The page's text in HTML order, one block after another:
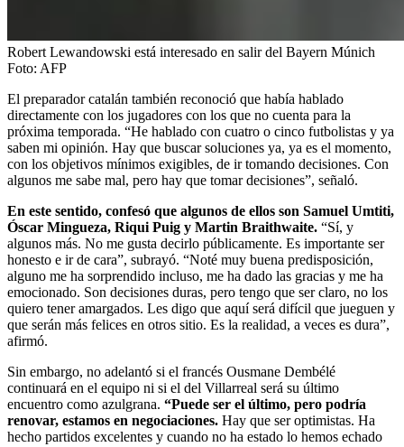
Robert Lewandowski está interesado en salir del Bayern Múnich
Foto: AFP
El preparador catalán también reconoció que había hablado
directamente con los jugadores con los que no cuenta para la
próxima temporada. “He hablado con cuatro o cinco futbolistas y ya
saben mi opinión. Hay que buscar soluciones ya, ya es el momento,
con los objetivos mínimos exigibles, de ir tomando decisiones. Con
algunos me sabe mal, pero hay que tomar decisiones”, señaló.
En este sentido, confesó que algunos de ellos son Samuel Umtiti,
Óscar Mingueza, Riqui Puig y Martin Braithwaite. “Sí, y
algunos más. No me gusta decirlo públicamente. Es importante ser
honesto e ir de cara”, subrayó. “Noté muy buena predisposición,
alguno me ha sorprendido incluso, me ha dado las gracias y me ha
emocionado. Son decisiones duras, pero tengo que ser claro, no los
quiero tener amargados. Les digo que aquí será difícil que jueguen y
que serán más felices en otros sitio. Es la realidad, a veces es dura”,
afirmó.
Sin embargo, no adelantó si el francés Ousmane Dembélé
continuará en el equipo ni si el del Villarreal será su último
encuentro como azulgrana. “Puede ser el último, pero podría
renovar, estamos en negociaciones. Hay que ser optimistas. Ha
hecho partidos excelentes y cuando no ha estado lo hemos echado